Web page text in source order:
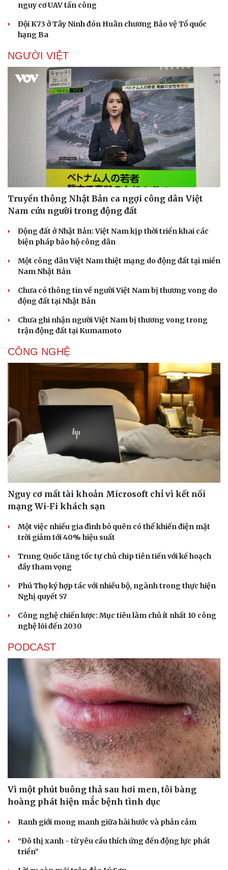
Văn hóa
Văn học
Âm nhạc
Thời trang
nguy cơ UAV tấn công
Đội K73 ở Tây Ninh đón Huân chương Bảo vệ Tổ quốc
hạng Ba
NGƯỜI VIỆT
Truyền thông Nhật Bản ca ngợi công dân Việt
Nam cứu người trong động đất
Động đất ở Nhật Bản: Việt Nam kịp thời triển khai các
biện pháp bảo hộ công dân
Một công dân Việt Nam thiệt mạng do động đất tại miền
Nam Nhật Bản
Chưa có thông tin về người Việt Nam bị thương vong do
động đất tại Nhật Bản
Chưa ghi nhận người Việt Nam bị thương vong trong
trận động đất tại Kumamoto
CÔNG NGHỆ
Nguy cơ mất tài khoản Microsoft chỉ vì kết nối
mạng Wi-Fi khách sạn
Một việc nhiều gia đình bỏ quên có thể khiến điện mặt
trời giảm tới 40% hiệu suất
Trung Quốc tăng tốc tự chủ chip tiên tiến với kế hoạch
đầy tham vọng
Phú Thọ ký hợp tác với nhiều bộ, ngành trong thực hiện
Nghị quyết 57
Công nghệ chiến lược: Mục tiêu làm chủ ít nhất 10 công
nghệ lõi đến 2030
PODCAST
Vì một phút buông thả sau hơi men, tôi bàng
hoàng phát hiện mắc bệnh tình dục
Ranh giới mong manh giữa hài hước và phản cảm
“Đô thị xanh - từ yêu cầu thích ứng đến động lực phát
triển”